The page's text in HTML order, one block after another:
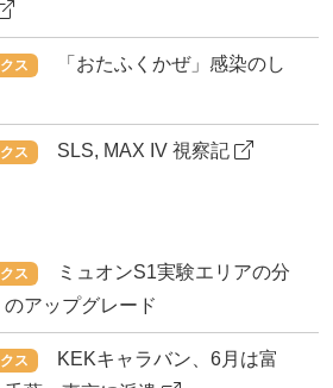
ス
「おたふくかぜ」感染のし
ス SLS, MAX IV 視察記
ス
ミュオンS1実験エリアの分
アップグレード
ス
KEKキャラバン、6月は富